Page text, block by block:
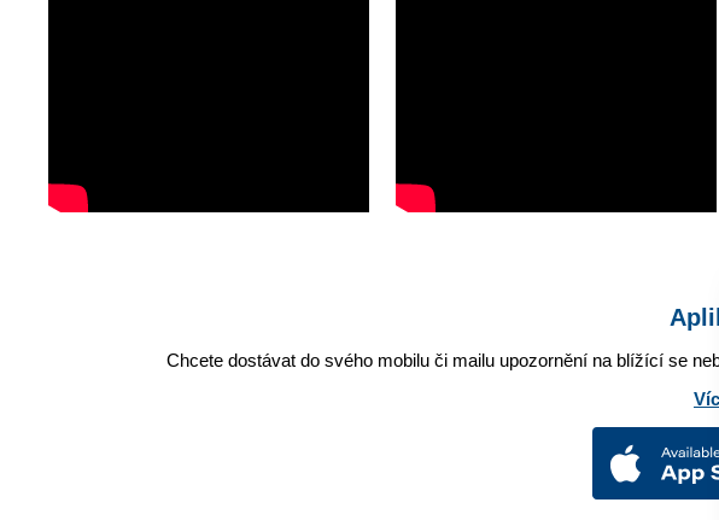
Chcete dostávat do svého mobilu či mailu upozornění na blížící se